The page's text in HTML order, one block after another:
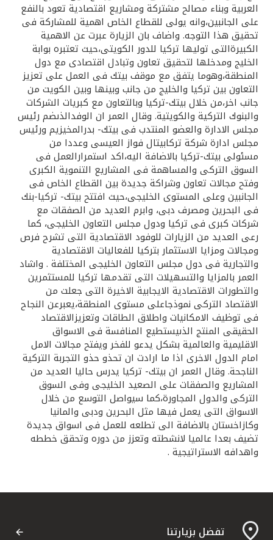
مصر
المملكة المتحدة
مملكة البحرين
العربية وبناء مصالح مشتركة ومشاريع اقتصادية تعود بالنفع
على الجانبين،وانه يولى للقطاع الخاص اهمية للمشاركة فى
تحقيق هذا التوجه. واضاف بان الزيارة عبرت عن الاهمية
الكبيرةالتى توليها تركيا للدور الكويتى،حيث تعتبره بوابة
الخليج ومدخلها لتحقيق تعاون وتبادل اقتصادى مع دول
المنطقة،وهوما يتفق مع موقف بيتك فى العمل على تعزيز
التعاون بين تركيا والخليج من جانب وبينها وبين الكويت من
جانب اخر،من خلال بيتك-تركيا وبالتعاون مع كبريات الشركات
والبنوك التركية والكويتية. وقال العمر ان الوفدالذىضم رئيس
مجلس الادارة والعضو المنتدب فى بيتك- بدرالمخيزيم ورئيس
مجلس ادارة شركة تركابيتال فواز العيسى وعددا من
مسئولى بيتك-تركيا بالاضافة اليه،اكد استمرارالعمل فى
السوق التركى والمساهمة فى المشاريع التنموية الكبرى
وفتح مجالات تعاون وشراكة جديدة بين القطاع الخاص فى
الجانبين وعلى المستوى الخليجى،حيث افتتح بيتك- تركيا-بنك
فى البحرين ومصرف دبى، وابرم العديد من الصفقات مع
شركات كبرى فى تركيا ودول مجلس التعاون الخليجى، كما
رعى العديد من الزيارات للوفود الاقتصادية التى تشرح فرص
ومجالات ومزايا الاستثمار بتركيا للفعاليات الاقتصادية
والتجارية فى دول مجلس التعاون الخليجى المختلفة . واشاد
العمر بالمزايا والتسهيلات التى تقدمها تركيا للمستثمرين
والتطورات الاقتصادية الايجابية الاخيرة التى جعلت من
الاقتصاد التركى نموذجاعلى مستوى المنطقة،يعبرعن النجاح
فى توظيف الامكانيات واطلاق الطاقات وتعزيزالاقتصاد
الحقيقى المنتج الذىيستطيع المنافسة فى الاسواق
الاقليمية والعالمية بشكل يدعو للفخر ويفتح مجالات الامل
امام الدول الاخرى اذا ما ارادت ان تحذو حذو التجربة التركية
الناجحة. وقال العمر ان بيتك- تركيا يدرس حاليا العديد من
المشاريع والصفقات على الصعيد الخليجى وفى السوق
التركى والدول المجاورة،كما سيواصل التوسع من خلال
الاسواق التى يعمل فيها مثل البحرين ودبى والمانيا
وكازاخستان بالاضافة الى تطلعه للعمل فى اسواق جديدة
تضيف بعدا عالميا لانشطته وتعزز من دوره وتحقق خططه
واهدافه الاستراتيجية .
تفضل بزيارتنا